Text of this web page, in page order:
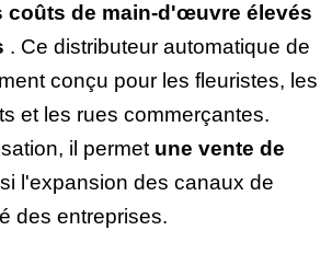
coûts de main-d'œuvre élevés
. Ce distributeur automatique de
conçu pour les fleuristes, les
et les rues commerçantes.
il permet une vente de
l'expansion des canaux de
des entreprises.